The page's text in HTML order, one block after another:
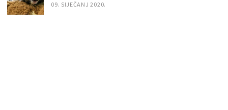
09. SIJEČANJ 2020.